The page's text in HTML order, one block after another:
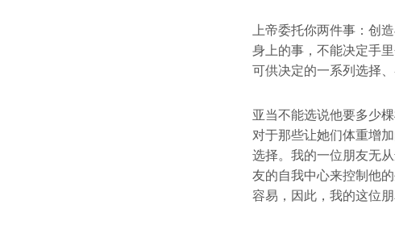
上帝委托你两件事：创
身上的事，不能决定手
可供决定的一系列选择
亚当不能选说他要多少
对于那些让她们体重增
选择。我的一位朋友无
友的自我中心来控制他
容易，因此，我的这位